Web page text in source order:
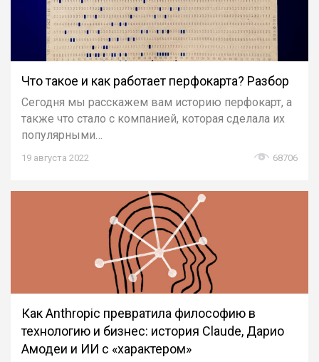
Что такое и как работает перфокарта? Разбор
Сегодня мы расскажем вам историю перфокарт, а
также что стало с компанией, которая сделала их
популярными…
19 августа 2022 68706
Как Anthropic превратила философию в
технологию и бизнес: история Claude, Дарио
Амодеи и ИИ с «характером»